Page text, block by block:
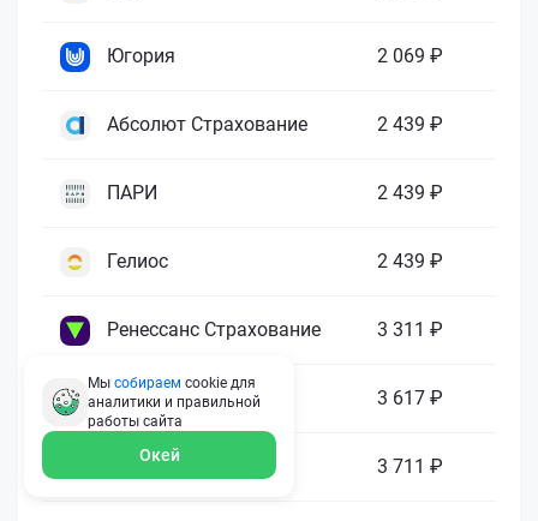
Югория 2 069 ₽
Абсолют Страхование 2 439 ₽
ПАРИ 2 439 ₽
Гелиос 2 439 ₽
Ренессанс Страхование 3 311 ₽
Зетта Страхование 3 617 ₽
ГАЙДЕ 3 711 ₽
Мы собираем cookie для
аналитики и правильной
работы сайта
Окей